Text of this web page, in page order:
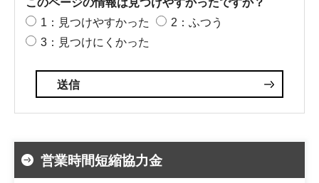
1：見つけやすかった
2：ふつう
3：見つけにくかった
営業時間短縮協力金